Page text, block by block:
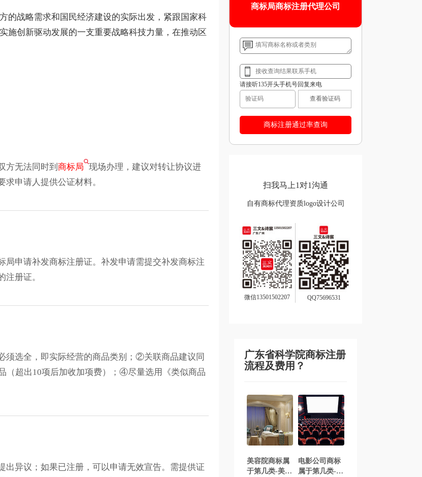
的战略需求和国民经济建设的实际出发，紧跟国家科
施创新驱动发展的一支重要战略科技力量，在推动区
方无法同时到 商标局 现场办理，建议对转让协议进
申请人提供公证材料。
申请补发商标注册证。补发申请需提交补发商标注
册证。
选全，即实际经营的商品类别；②关联商品建议同
（超出10项后加收加项费）；④尽量选用《类似商品
异议；如果已注册，可以申请无效宣告。需提供证
商标局商标注册代理公司
请接听135开头手机号回复来电
查看验证码
扫我马上1对1沟通
自有商标代理资质logo设计公司
微信13501502207 QQ75696531
广东省科学院商标注册
流程及费用？
美容院商标属
于第几类-美容
电影公司商标
属于第几类-电